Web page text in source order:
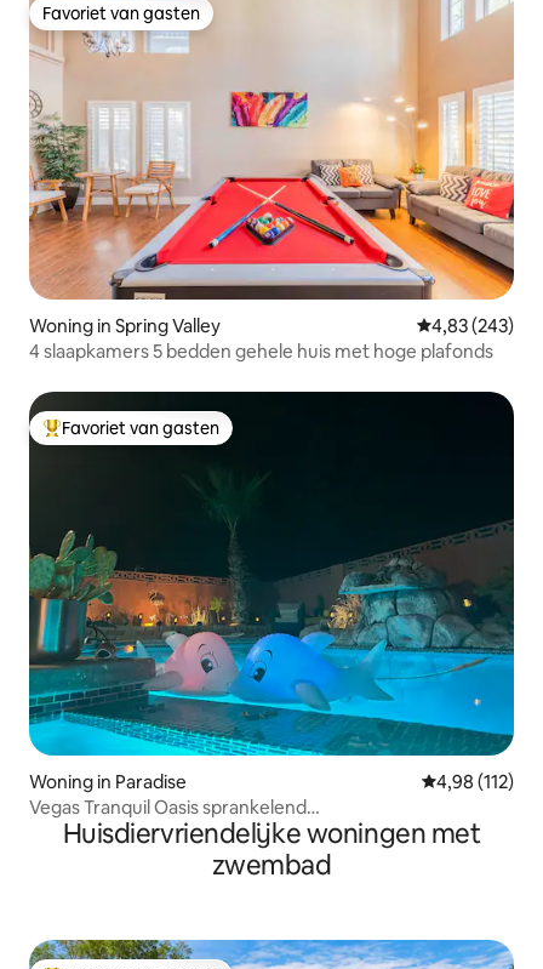
Favoriet van gasten
Favoriet van gasten
Woning in Spring Valley Gemiddelde
4,83 (243)
4 slaapkamers 5 bedden gehele huis met hoge plafonds
Topfavoriet van gasten
Favoriet van gasten
Woning in Paradise Gemiddelde
4,98 (112)
Vegas Tranquil Oasis sprankelend
zwembad/spa+slots+420
Huisdiervriendelijke woningen met
zwembad